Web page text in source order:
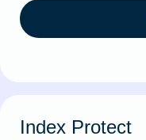
Index Protect